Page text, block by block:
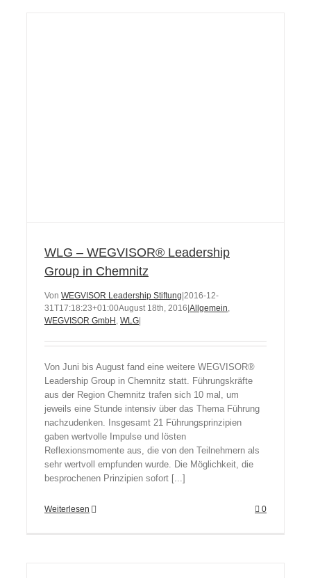
WLG – WEGVISOR® Leadership
Group in Chemnitz
Von WEGVISOR Leadership Stiftung 2016-12-
31T17:18:23+01:00August 18th, 2016 Allgemein,
WEGVISOR GmbH , WLG
Von Juni bis August fand eine weitere WEGVISOR®
Leadership Group in Chemnitz statt. Führungskräfte
aus der Region Chemnitz trafen sich 10 mal, um
jeweils eine Stunde intensiv über das Thema Führung
nachzudenken. Insgesamt 21 Führungsprinzipien
gaben wertvolle Impulse und lösten
Reflexionsmomente aus, die von den Teilnehmern als
sehr wertvoll empfunden wurde. Die Möglichkeit, die
besprochenen Prinzipien sofort [...]
Weiterlesen 0